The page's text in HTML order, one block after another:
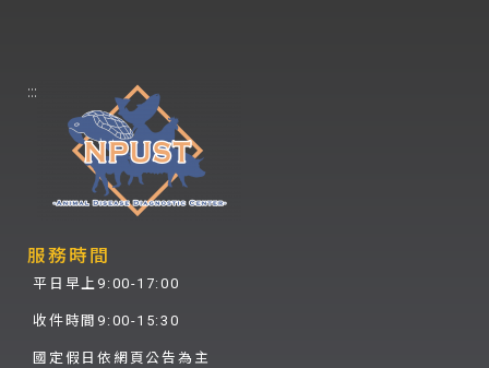
:::
服務時間
平日早上9:00-17:00
收件時間9:00-15:30
國定假日依網頁公告為主